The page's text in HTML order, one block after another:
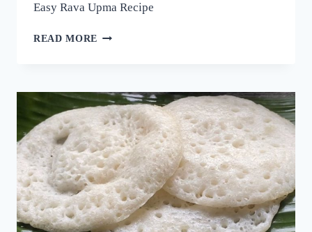
Easy Rava Upma Recipe
READ MORE ഒരു
ഉണ്ടാക്കിയാൽ
വീണ്ടും
വീണ്ടും
കഴിക്കാൻ
തോന്നും!
അത്രയും
രുചിയാണേ!
|
EASY
RAVA